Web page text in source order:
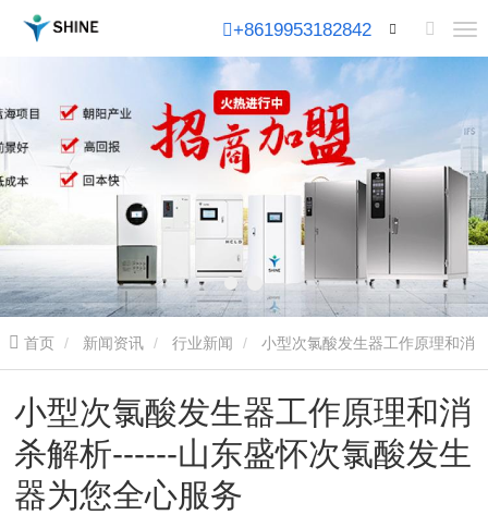
+8619953182842
首页 新闻资讯 行业新闻
杀解析------山东盛怀次氯酸发生器为您全心服务
小型次氯酸发生器工作原理和消
杀解析------山东盛怀次氯酸发生
器为您全心服务